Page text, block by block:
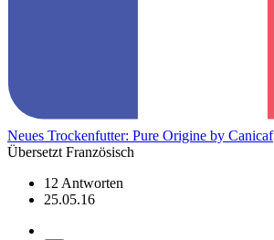
Neues Trockenfutter: Pure Origine by Canicaf
Übersetzt Französisch
12 Antworten
25.05.16